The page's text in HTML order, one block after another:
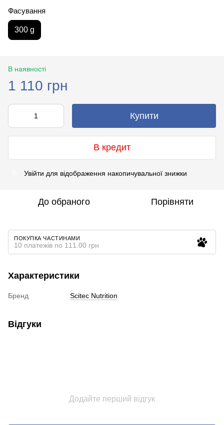
Фасування
300 g
В наявності
1 110 грн
Купити
В кредит
Увійти для відображення накопичувальної знижки
До обраного Порівняти
ПОКУПКА ЧАСТИНАМИ
10 платежів по 111.00 грн
Характеристики
Бренд Scitec Nutrition
Відгуки
Додайте перший відгук